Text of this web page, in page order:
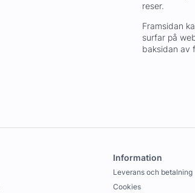
reser.
Framsidan
surfar på
baksidan av
Information
Leverans och betalning
Cookies